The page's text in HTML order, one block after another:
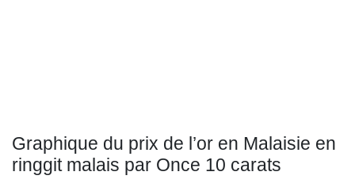
Graphique du prix de l’or en Malaisie en
ringgit malais par Once 10 carats